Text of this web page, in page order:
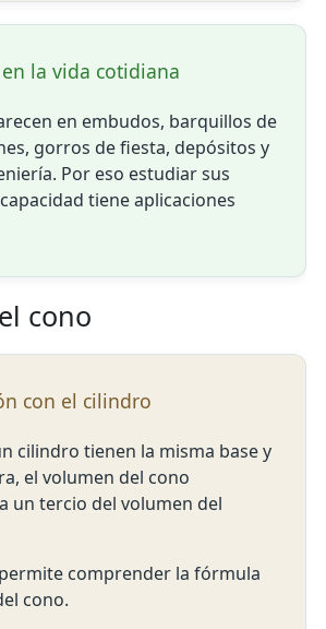
la vida cotidiana
en embudos, barquillos de
gorros de fiesta, depósitos y
Por eso estudiar sus
tiene aplicaciones
cono
con el cilindro
cilindro tienen la misma base y
el volumen del cono
un tercio del volumen del
comprender la fórmula
cono.